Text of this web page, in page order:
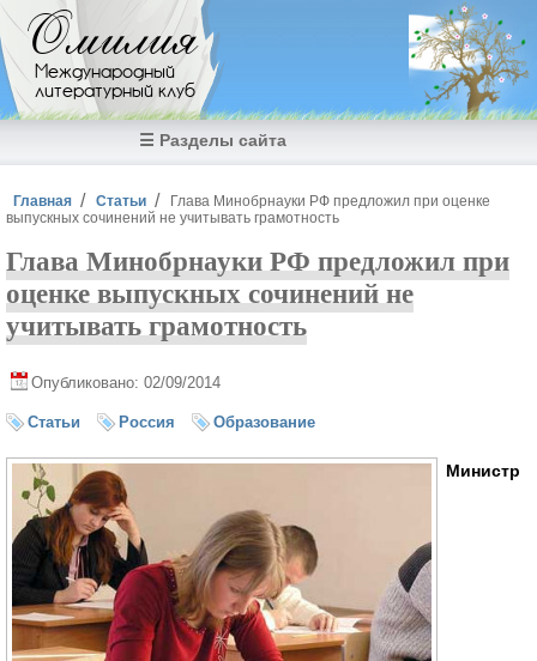
Перейти к основному содержанию
Омилия
Международный
литературный клуб
☰ Разделы сайта
Вы здесь
Главная Статьи
Глава Минобрнауки РФ предложил при оценке
выпускных сочинений не учитывать грамотность
Глава Минобрнауки РФ предложил при
оценке выпускных сочинений не
учитывать грамотность
Опубликовано: 02/09/2014
Статьи Россия Образование
Министр